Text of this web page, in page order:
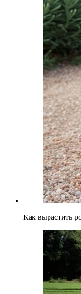
Как вырастить